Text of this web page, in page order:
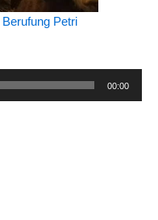
Petri
00:00